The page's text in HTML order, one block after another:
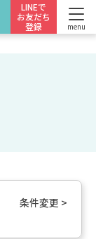
LINEで
お友だち
登録
menu
条件変更 >